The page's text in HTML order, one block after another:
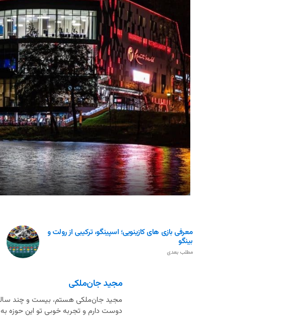
معرفی بازی های کازینویی؛ اسپینگو، ترکیبی از رولت و
بینگو
مطلب بعدی
مجید جان‌ملکی
مجید جان‌ملکی هستم، بیست و چند
دوست دارم و تجربه خوبی تو این حوزه